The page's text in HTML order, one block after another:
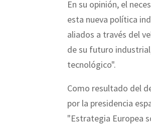
En su opinión, el
esta nueva política
aliados a través del
de su futuro
tecnológico".
Como resultado del
por la presidencia
"Estrategia Europea